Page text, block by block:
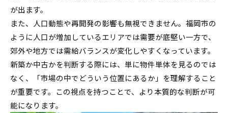
が出ます。
また、人口動態や再開発の影響も無視できません。福岡市の
ように人口が増加しているエリアでは需要が底堅い一方で、
郊外や地方では需給バランスが変化しやすくなっています。
新築か中古かを判断する際には、単に物件単体を見るのでは
なく、「市場の中でどういう位置にあるか」を理解すること
が重要です。この視点を持つことで、より本質的な判断が可
能になります。